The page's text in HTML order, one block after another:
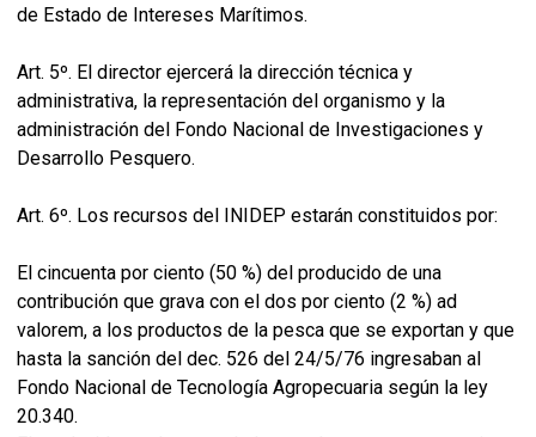
de Estado de Intereses Marítimos.
Art. 5º. El director ejercerá la dirección técnica y
administrativa, la representación del organismo y la
administración del Fondo Nacional de Investigaciones y
Desarrollo Pesquero.
Art. 6º. Los recursos del INIDEP estarán constituidos por:
El cincuenta por ciento (50 %) del producido de una
contribución que grava con el dos por ciento (2 %) ad
valorem, a los productos de la pesca que se exportan y que
hasta la sanción del dec. 526 del 24/5/76 ingresaban al
Fondo Nacional de Tecnología Agropecuaria según la ley
20.340.